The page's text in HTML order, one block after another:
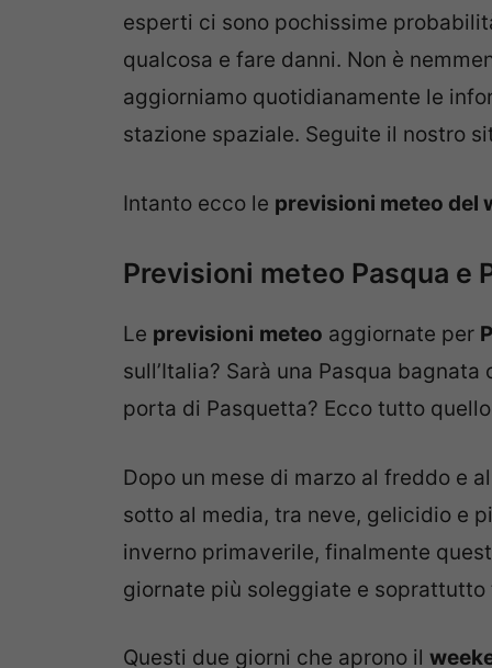
esperti ci sono pochissime
qualcosa e fare danni. Non è
aggiorniamo quotidianamente le
stazione spaziale. Seguite il nostro
Intanto ecco le previsioni meteo del
Previsioni meteo Pasqua e
Le previsioni meteo aggiornate per
sull’Italia? Sarà una Pasqua
porta di Pasquetta? Ecco tutto
Dopo un mese di marzo al freddo e
sotto al media, tra neve, gelicidio e
inverno primaverile, finalmente
giornate più soleggiate e
Questi due giorni che aprono il